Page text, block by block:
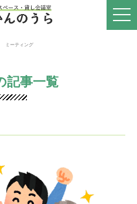
ミーティング
記事一覧